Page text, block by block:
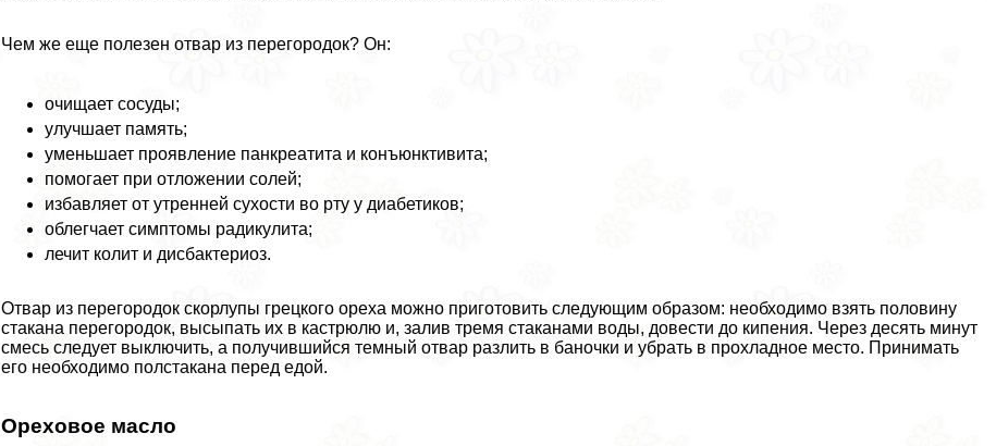
Чем же еще полезен отвар из перегородок? Он:
очищает сосуды;
улучшает память;
уменьшает проявление панкреатита и конъюнктивита;
помогает при отложении солей;
избавляет от утренней сухости во рту у диабетиков;
облегчает симптомы радикулита;
лечит колит и дисбактериоз.
Отвар из перегородок скорлупы грецкого ореха можно приготовить следующим образом: необходимо взять половину
стакана перегородок, высыпать их в кастрюлю и, залив тремя стаканами воды, довести до кипения. Через десять минут
смесь следует выключить, а получившийся темный отвар разлить в баночки и убрать в прохладное место. Принимать
его необходимо полстакана перед едой.
Ореховое масло